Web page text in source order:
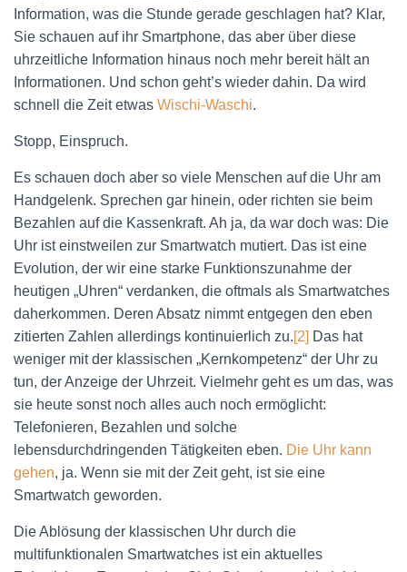
Information, was die Stunde gerade geschlagen hat? Klar,
Sie schauen auf ihr Smartphone, das aber über diese
uhrzeitliche Information hinaus noch mehr bereit hält an
Informationen. Und schon geht’s wieder dahin. Da wird
schnell die Zeit etwas Wischi-Waschi.
Stopp, Einspruch.
Es schauen doch aber so viele Menschen auf die Uhr am
Handgelenk. Sprechen gar hinein, oder richten sie beim
Bezahlen auf die Kassenkraft. Ah ja, da war doch was: Die
Uhr ist einstweilen zur Smartwatch mutiert. Das ist eine
Evolution, der wir eine starke Funktionszunahme der
heutigen „Uhren“ verdanken, die oftmals als Smartwatches
daherkommen. Deren Absatz nimmt entgegen den eben
zitierten Zahlen allerdings kontinuierlich zu.[2] Das hat
weniger mit der klassischen „Kernkompetenz“ der Uhr zu
tun, der Anzeige der Uhrzeit. Vielmehr geht es um das, was
sie heute sonst noch alles auch noch ermöglicht:
Telefonieren, Bezahlen und solche
lebensdurchdringenden Tätigkeiten eben. Die Uhr kann
gehen, ja. Wenn sie mit der Zeit geht, ist sie eine
Smartwatch geworden.
Die Ablösung der klassischen Uhr durch die
multifunktionalen Smartwatches ist ein aktuelles